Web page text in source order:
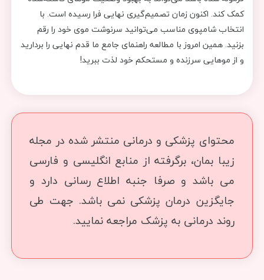
کمک کند. اکنون زمان تصمیم‌گیری نهایی فرا رسیده است. با
انتخاب شامپوی مناسب می‌توانید سرنوشت موی خود را رقم
بزنید. همین امروز با مطالعه راهنمای جامع ما قدم نهایی را بردارید
و از موهایی سرزنده و مستحکم خود لذت ببرید!
محتوای پزشکی و درمانی منتشر شده در مجله
زیبا بمان، برگرفته از منابع انگلیسی و فارسی
می باشد و صرفا جنبه اطلاع رسانی دارد و
جایگزین درمان پزشکی نمی باشد. جهت طی
روند درمانی به پزشک مراجعه نمایید.